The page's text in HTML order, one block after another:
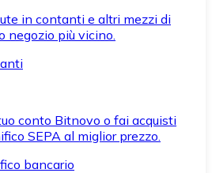
in contanti e altri mezzi di
negozio più vicino.
conto Bitnovo o fai acquisti
SEPA al miglior prezzo.
bancario